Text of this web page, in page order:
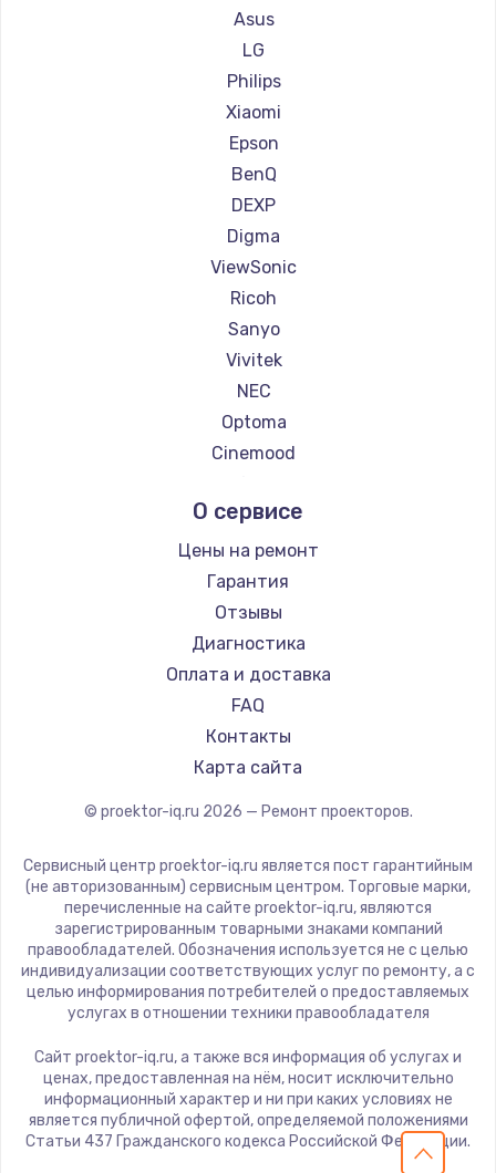
Заказать
1490 руб.
Заказать
Увеличение оперативной памяти
1100 руб.
Заказать
Ремонт дисковода
1400 руб.
Заказать
Замена крышки ноутбука
Заказать
Замена HDMI
1450 руб.
Заказать
Замена шим-контроллера
3900 руб.
Заказать
1040 руб.
Заказать
Ремонт петель крышки
1195 руб.
Замена динамиков
1350 руб.
Ремонт проекторов Canon
Ремонт проекторов JVC
Ремонт проекторов Casio
Ремонт проекторов Hiper
Ремонт проекторов HITACHI
Ремонт проекторов Panasonic
Ремонт проекторов Hisense
Asus
LG
Philips
Xiaomi
Epson
BenQ
DEXP
Digma
ViewSonic
Ricoh
Sanyo
Vivitek
NEC
Optoma
Cinemood
Barco
Xgimi
Canon
JVC
Casio
Hiper
HITACHI
Panasonic
Hisense
О сервисе
Цены на ремонт
Гарантия
Отзывы
Диагностика
Оплата и доставка
FAQ
Контакты
Карта сайта
© proektor-iq.ru 2026 — Ремонт проекторов.
Сервисный центр proektor-iq.ru является пост гарантийным
(не авторизованным) сервисным центром. Торговые марки,
перечисленные на сайте proektor-iq.ru, являются
зарегистрированным товарными знаками компаний
правообладателей. Обозначения используется не с целью
индивидуализации соответствующих услуг по ремонту, а с
целью информирования потребителей о предоставляемых
услугах в отношении техники правообладателя
Сайт proektor-iq.ru, а также вся информация об услугах и
ценах, предоставленная на нём, носит исключительно
информационный характер и ни при каких условиях не
является публичной офертой, определяемой положениями
Статьи 437 Гражданского кодекса Российской Федерации.